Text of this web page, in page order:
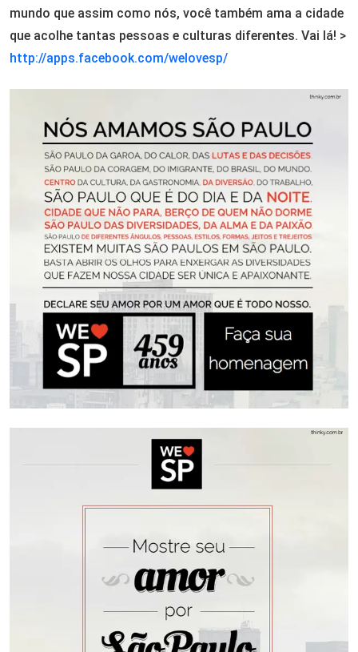
mundo que assim como nós, você também ama a cidade
que acolhe tantas pessoas e culturas diferentes. Vai lá! >
http://apps.facebook.com/welovesp/